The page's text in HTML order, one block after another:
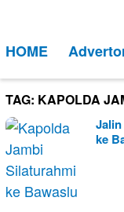
kontenMobile
HOME
TAG: KAPOLDA
ke